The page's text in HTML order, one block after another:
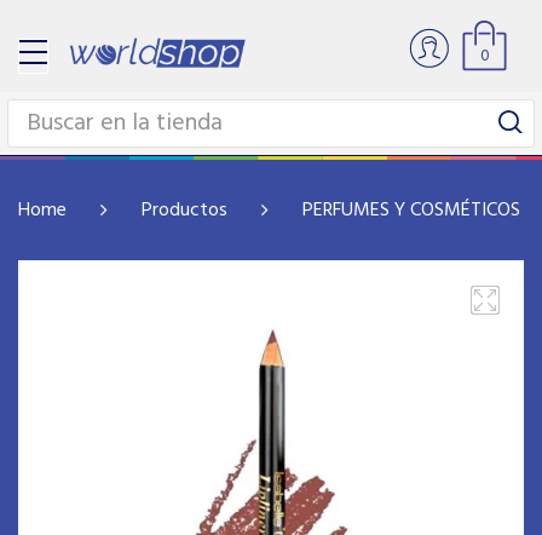
0
Home Productos PERFUMES Y COSMÉTICOS